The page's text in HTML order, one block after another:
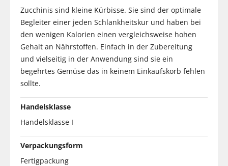
Zucchinis sind kleine Kürbisse. Sie sind der optimale
Begleiter einer jeden Schlankheitskur und haben bei
den wenigen Kalorien einen vergleichsweise hohen
Gehalt an Nährstoffen. Einfach in der Zubereitung
und vielseitig in der Anwendung sind sie ein
begehrtes Gemüse das in keinem Einkaufskorb fehlen
sollte.
Handelsklasse
Handelsklasse I
Verpackungsform
Fertigpackung